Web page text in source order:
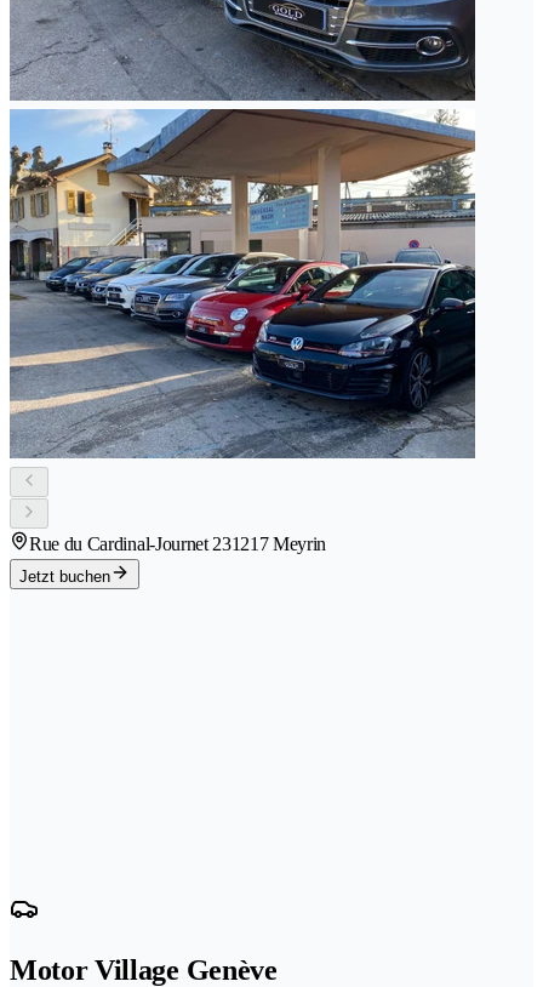
Rue du Cardinal-Journet 231217 Meyrin
Jetzt buchen
Motor Village Genève